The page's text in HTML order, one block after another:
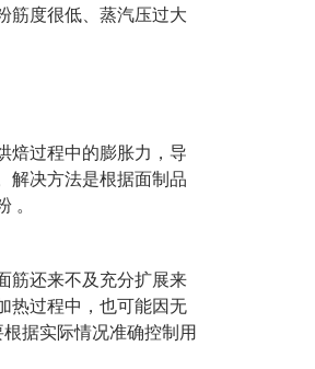
筋度很低、蒸汽压过大
焙过程中的膨胀力，导
解决方法是根据面制品
。
筋还来不及充分扩展来
热过程中，也可能因无
据实际情况准确控制用